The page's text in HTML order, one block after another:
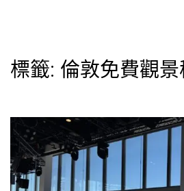
標籤: 倫敦免費觀景